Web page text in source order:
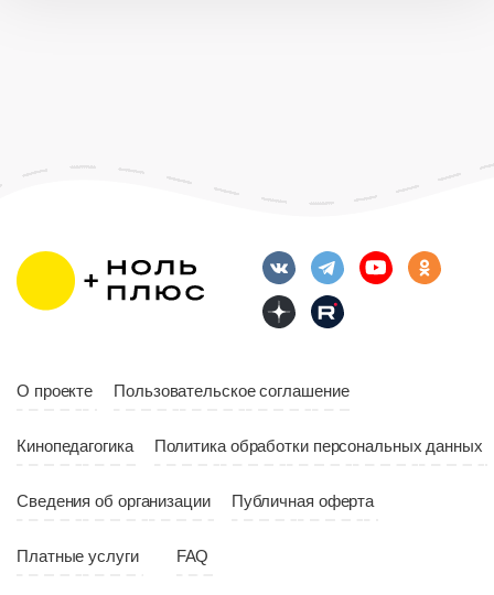
О проекте Пользовательское соглашение
Кинопедагогика Политика обработки персональных данных
Сведения об организации Публичная оферта
Платные услуги FAQ